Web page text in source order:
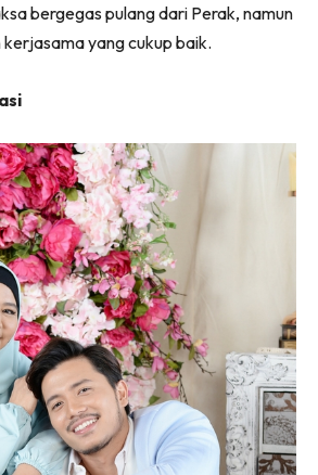
bergegas pulang dari Perak, namun
yang cukup baik.